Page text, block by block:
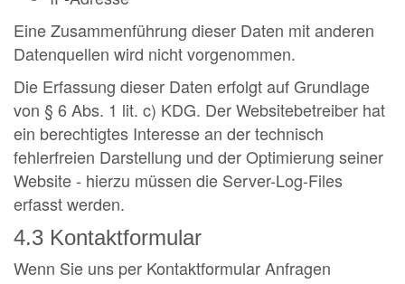
Eine Zusammenführung dieser Daten mit anderen
Datenquellen wird nicht vorgenommen.
Die Erfassung dieser Daten erfolgt auf Grundlage
von § 6 Abs. 1 lit. c) KDG. Der Websitebetreiber hat
ein berechtigtes Interesse an der technisch
fehlerfreien Darstellung und der Optimierung seiner
Website - hierzu müssen die Server-Log-Files
erfasst werden.
4.3 Kontaktformular
Wenn Sie uns per Kontaktformular Anfragen